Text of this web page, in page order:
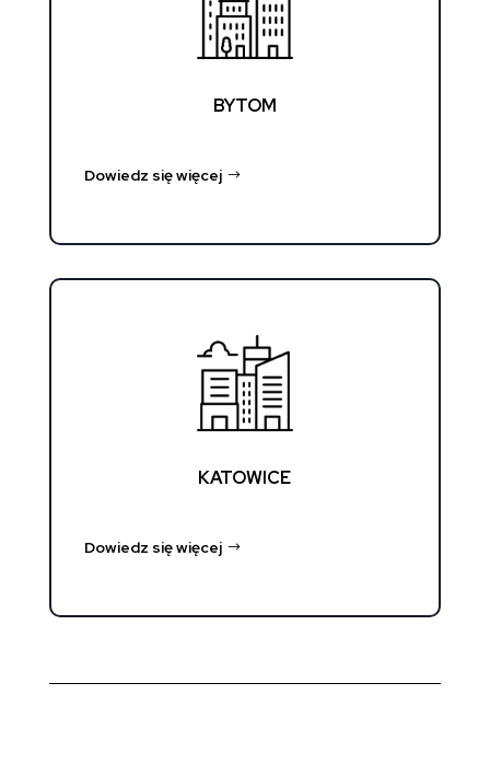
BYTOM
Dowiedz się więcej
KATOWICE
Dowiedz się więcej